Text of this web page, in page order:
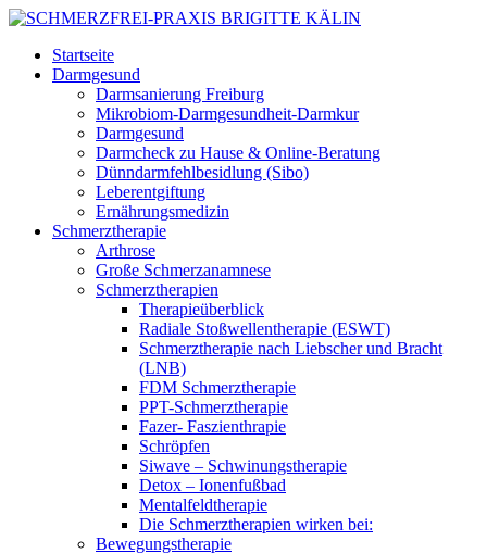
Startseite
Darmgesund
Darmsanierung Freiburg
Mikrobiom-Darmgesundheit-Darmkur
Darmgesund
Darmcheck zu Hause & Online-Beratung
Dünndarmfehlbesidlung (Sibo)
Leberentgiftung
Ernährungsmedizin
Schmerztherapie
Arthrose
Große Schmerzanamnese
Schmerztherapien
Therapieüberblick
Radiale Stoßwellentherapie (ESWT)
Schmerztherapie nach Liebscher und Bracht
(LNB)
FDM Schmerztherapie
PPT-Schmerztherapie
Fazer- Faszienthrapie
Schröpfen
Siwave – Schwinungstherapie
Detox – Ionenfußbad
Mentalfeldtherapie
Die Schmerztherapien wirken bei:
Bewegungstherapie